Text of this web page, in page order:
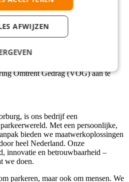
nauwkeurige professional die
van anderen in een dynamische
denkniveau.
in administratieve processen.
Omtrent Gedrag (VOG) aan te
is ons bedrijf een
Met een persoonlijke,
bieden we maatwerkoplossingen
heel Nederland. Onze
innovatie en betrouwbaarheid –
we doen.
parkeren, maar ook om mensen. We
AFWIJZEN